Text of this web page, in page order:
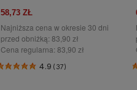
58,73 ZŁ
Najniższa cena w okresie 30 dni
przed obniżką:83,90 zł
Cena regularna:83,90 zł
4.9 (37)